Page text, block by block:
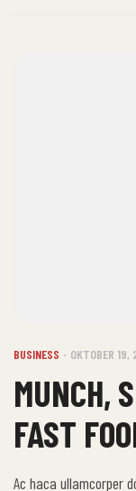
BUSINESS OKTOBER 19,
MUNCH,
FAST
Ac haca ullamcorper